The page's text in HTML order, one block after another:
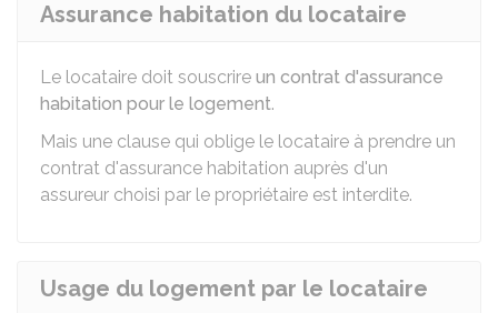
Assurance habitation du locataire
Le locataire doit souscrire un contrat d'assurance
habitation pour le logement.
Mais une clause qui oblige le locataire à prendre un
contrat d'assurance habitation auprès d'un
assureur choisi par le propriétaire est interdite.
Usage du logement par le locataire